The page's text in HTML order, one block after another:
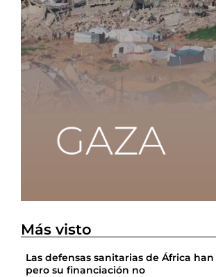
Más visto
Las defensas sanitarias de África
pero su financiación no